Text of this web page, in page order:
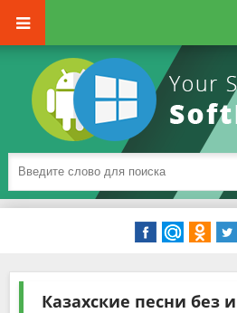
Казахские песни без